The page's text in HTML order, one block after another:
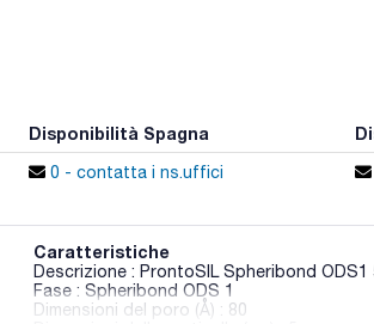
Disponibilità Spagna
0 - contatta i ns.uffici
Caratteristiche
Descrizione : ProntoSIL Spheribond ODS1
Fase : Spheribond ODS 1
Dimensioni del poro (Å) : 80